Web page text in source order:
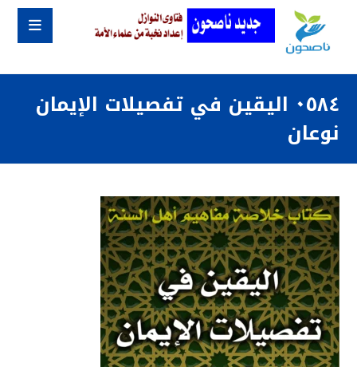
٠٥٨٤ اليقين في تفصيلات الإيمان
نوعان